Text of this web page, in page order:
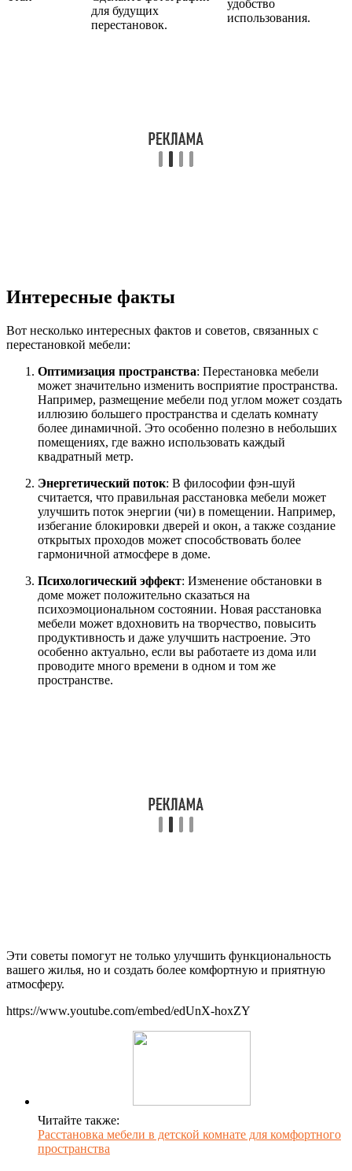
для будущих
перестановок.
удобство
использования.
Интересные факты
Вот несколько интересных фактов и советов, связанных с
перестановкой мебели:
Оптимизация пространства: Перестановка мебели
может значительно изменить восприятие пространства.
Например, размещение мебели под углом может создать
иллюзию большего пространства и сделать комнату
более динамичной. Это особенно полезно в небольших
помещениях, где важно использовать каждый
квадратный метр.
Энергетический поток: В философии фэн-шуй
считается, что правильная расстановка мебели может
улучшить поток энергии (чи) в помещении. Например,
избегание блокировки дверей и окон, а также создание
открытых проходов может способствовать более
гармоничной атмосфере в доме.
Психологический эффект: Изменение обстановки в
доме может положительно сказаться на
психоэмоциональном состоянии. Новая расстановка
мебели может вдохновить на творчество, повысить
продуктивность и даже улучшить настроение. Это
особенно актуально, если вы работаете из дома или
проводите много времени в одном и том же
пространстве.
Эти советы помогут не только улучшить функциональность
вашего жилья, но и создать более комфортную и приятную
атмосферу.
https://www.youtube.com/embed/edUnX-hoxZY
Читайте также:
Расстановка мебели в детской комнате для комфортного
пространства